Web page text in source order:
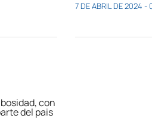
7 DE ABRIL DE 2024 -